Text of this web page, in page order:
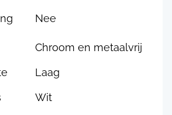
Nee
Chroom en metaalvrij
Laag
Wit